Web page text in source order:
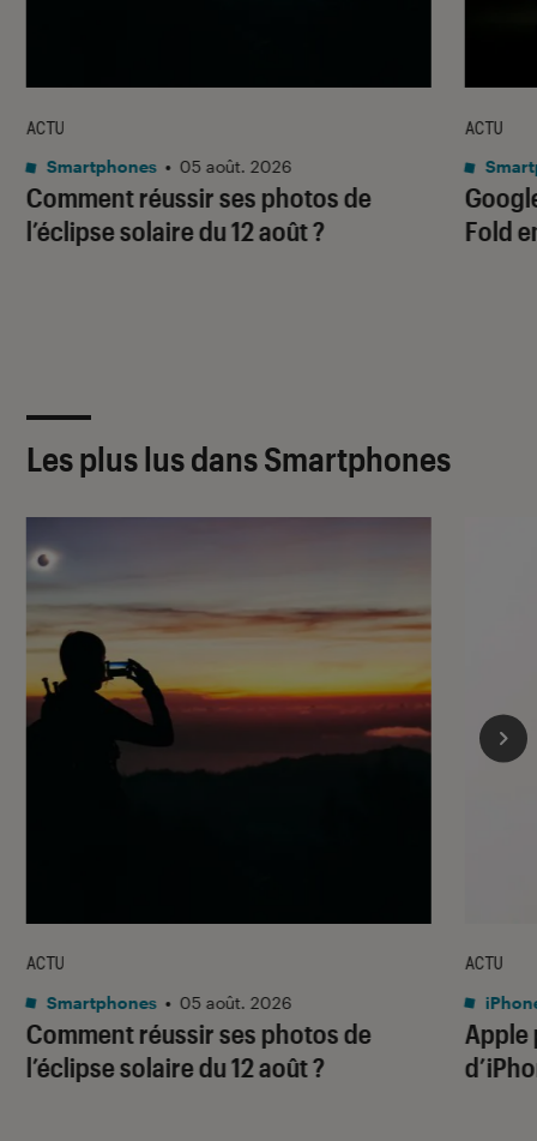
Comment réussir ses photos de
l’éclipse solaire du 12 août ?
ACTU
Smartphones • 05 août. 2026
Fold
ACTU
Les plus lus dans Smartphones
Comment réussir ses photos de
l’éclipse solaire du 12 août ?
ACTU
Smartphones • 05 août. 2026
Apple
ACTU